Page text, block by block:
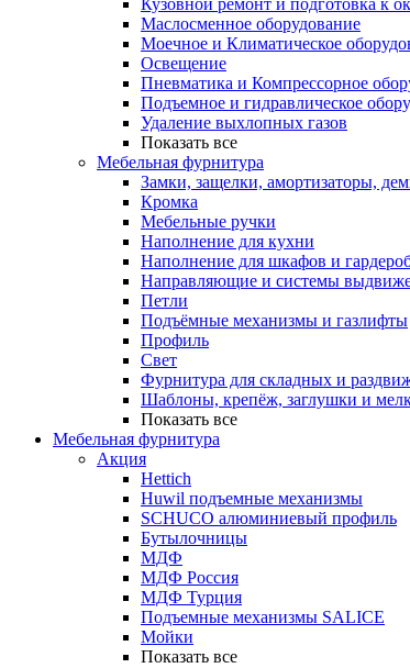
Кузовной ремонт и подготовка к
Маслосменное оборудование
Моечное и Климатическое
Освещение
Пневматика и Компрессорное
Подъемное и гидравлическое
Удаление выхлопных газов
Показать все
Мебельная фурнитура
Замки, защелки, амортизаторы,
Кромка
Мебельные ручки
Наполнение для кухни
Наполнение для шкафов и
Направляющие и системы
Петли
Подъёмные механизмы и газлифты
Профиль
Свет
Фурнитура для складных и
Шаблоны, крепёж, заглушки и
Показать все
Мебельная фурнитура
Акция
Hettich
Huwil подъемные механизмы
SCHUCO алюминиевый профиль
Бутылочницы
МДФ
МДФ Россия
МДФ Турция
Подъемные механизмы SALICE
Мойки
Показать все